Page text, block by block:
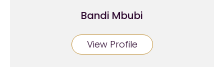
Bandi Mbubi
View Profile